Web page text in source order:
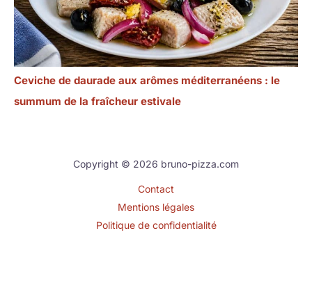
Ceviche de daurade aux arômes méditerranéens : le
summum de la fraîcheur estivale
Copyright © 2026 bruno-pizza.com
Contact
Mentions légales
Politique de confidentialité